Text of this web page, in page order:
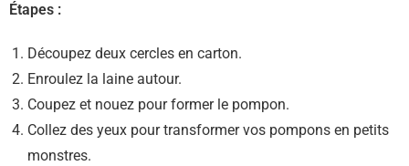
Étapes :
Découpez deux cercles en carton.
Enroulez la laine autour.
Coupez et nouez pour former le pompon.
Collez des yeux pour transformer vos pompons en petits
monstres.